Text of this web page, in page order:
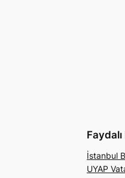
İstanbul
UYAP